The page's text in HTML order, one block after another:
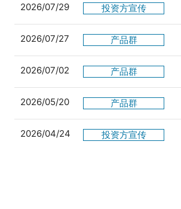
2026/07/29 投资方宣传
2026/07/27 产品群
2026/07/02 产品群
2026/05/20 产品群
2026/04/24 投资方宣传